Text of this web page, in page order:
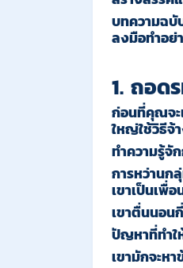
บทความฉบั
ลงมือทำอย่
1. ถอด
ก่อนที่คุณจะ
ใหญ่ใช้วิธีจ้
ทำความรู้จั
การหว่านก
เขาเป็นเ
เขาตื่นนอน
ปัญหาที่ทำใ
เขามักจะห